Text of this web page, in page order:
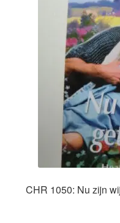
CHR 1050: Nu zijn